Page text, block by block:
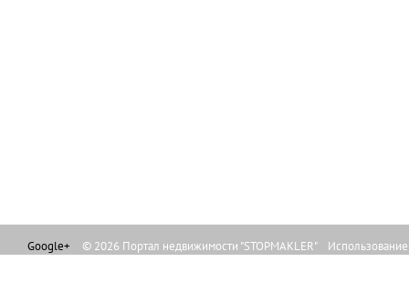
Google+ © 2026 Портал недвижимости "STOPMAKLER"